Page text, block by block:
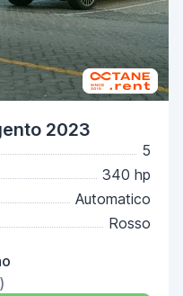
2023
5
340 hp
Automatico
Rosso